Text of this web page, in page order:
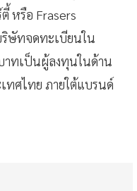
หรือ Frasers
ษัทจดทะเบียนใน
าทเป็นผู้ลงทุนในด้าน
ทศไทย ภายใต้แบรนด์